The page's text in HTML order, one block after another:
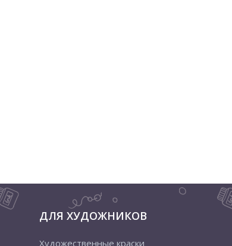
ДЛЯ ХУДОЖНИКОВ
Художественные краски